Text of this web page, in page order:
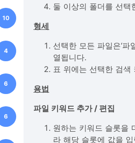
10
4
6
6
둘 이상의 폴더를 선택
형세
선택한 모든 파일은‘파
열됩니다.
표 위에는 선택한 검색
용법
파일 키워드 추가 / 편집
원하는 키워드 슬롯을
라 해당 슬롯에 값을